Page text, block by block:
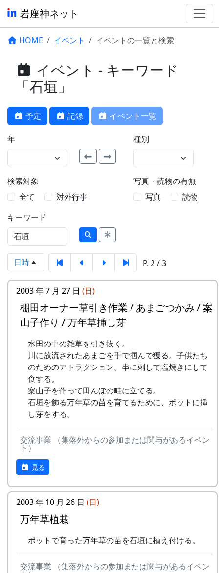
岩座神ネット
HOME イベント イベントの一覧と検索
イベント - キーワード
「石垣」
予定 記録 イベント一覧
年 種別
検索対象
全て
対外行事
写真・読物の有無
写真
読物
キーワード
日時 P. 2 / 3
2003 年 7 月 27 日 (日)
棚田オーナー草引き作業 / あまごつかみ / 案
山子作り / 万年草挿し芽
水田の中の雑草を引き抜く。
川に放流されたあまごを手で掴んで獲る。子供たち
のためのアトラクション。串に刺して塩焼きにして
食する。
案山子を作って田んぼの畦に立てる。
石垣を飾る万年草の苗を育てるために、ポットに挿
し芽をする。
交流事業 （集落外からの参加または関与があるイベン
ト）
見る
2003 年 10 月 26 日 (日)
万年草植栽
ポットで育った万年草の苗を石垣に植え付ける。
交流事業 （集落外からの参加または関与があるイベン